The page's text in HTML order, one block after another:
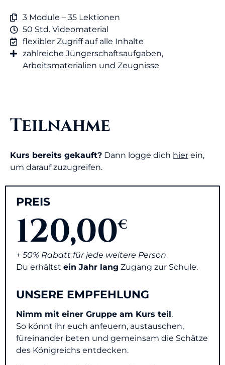
3 Module – 35 Lektionen
50 Std. Videomaterial
flexibler Zugriff auf alle Inhalte
zahlreiche Jüngerschaftsaufgaben,
Arbeitsmaterialien und Zeugnisse​
Teilnahme
Kurs bereits gekauft? Dann logge dich hier ein,
um darauf zuzugreifen.
PREIS
120,00€
+ 50% Rabatt für jede weitere Person
Du erhältst ein Jahr lang Zugang zur Schule.
UNSERE EMPFEHLUNG
Nimm mit einer Gruppe am Kurs teil.
So könnt ihr euch anfeuern, austauschen,
füreinander beten und gemeinsam die Schätze
des Königreichs entdecken.